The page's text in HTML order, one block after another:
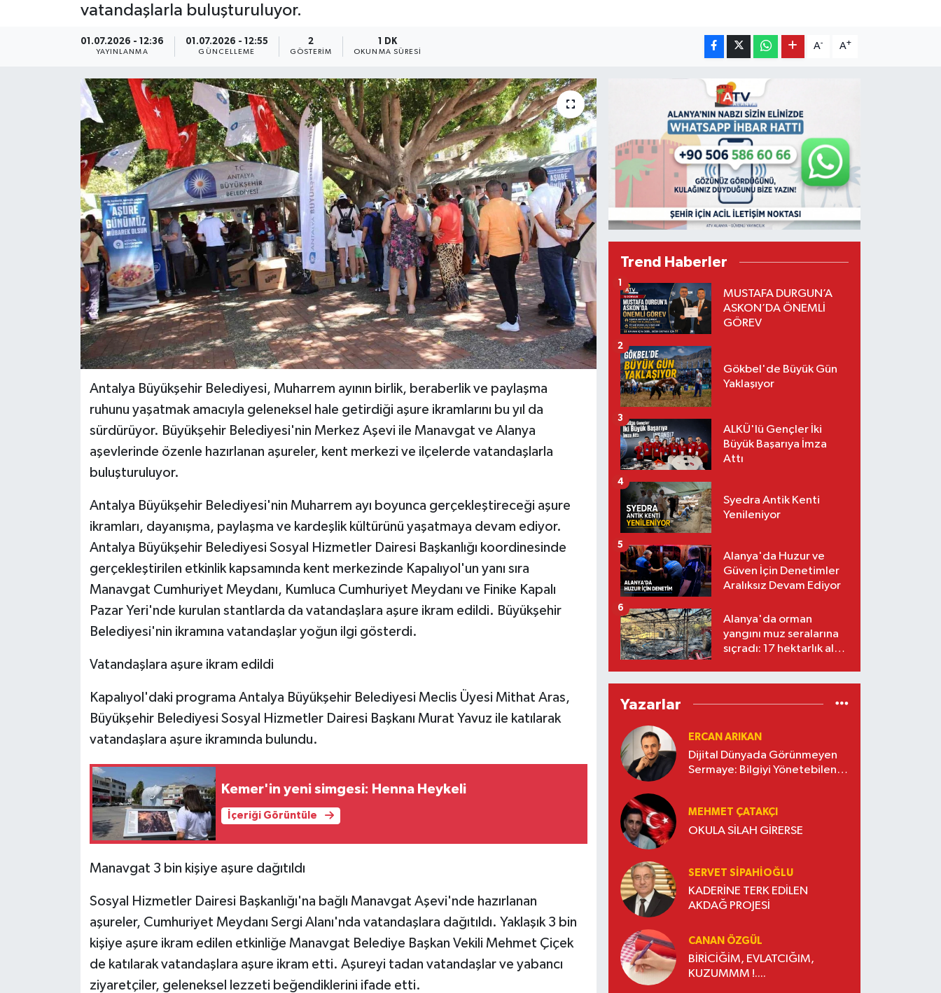
vatandaşlarla buluşturuluyor.
01.07.2026 - 12:36
YAYINLANMA
01.07.2026 - 12:55
GÜNCELLEME
2
GÖSTERIM
1 DK
OKUNMA SÜRESI
A- A+
Antalya Büyükşehir Belediyesi, Muharrem ayının birlik, beraberlik ve paylaşma
ruhunu yaşatmak amacıyla geleneksel hale getirdiği aşure ikramlarını bu yıl da
sürdürüyor. Büyükşehir Belediyesi'nin Merkez Aşevi ile Manavgat ve Alanya
aşevlerinde özenle hazırlanan aşureler, kent merkezi ve ilçelerde vatandaşlarla
buluşturuluyor.
Antalya Büyükşehir Belediyesi'nin Muharrem ayı boyunca gerçekleştireceği aşure
ikramları, dayanışma, paylaşma ve kardeşlik kültürünü yaşatmaya devam ediyor.
Antalya Büyükşehir Belediyesi Sosyal Hizmetler Dairesi Başkanlığı koordinesinde
gerçekleştirilen etkinlik kapsamında kent merkezinde Kapalıyol'un yanı sıra
Manavgat Cumhuriyet Meydanı, Kumluca Cumhuriyet Meydanı ve Finike Kapalı
Pazar Yeri'nde kurulan stantlarda da vatandaşlara aşure ikram edildi. Büyükşehir
Belediyesi'nin ikramına vatandaşlar yoğun ilgi gösterdi.
Vatandaşlara aşure ikram edildi
Kapalıyol'daki programa Antalya Büyükşehir Belediyesi Meclis Üyesi Mithat Aras,
Büyükşehir Belediyesi Sosyal Hizmetler Dairesi Başkanı Murat Yavuz ile katılarak
vatandaşlara aşure ikramında bulundu.
Kemer'in yeni simgesi: Henna Heykeli
İçeriği Görüntüle
Manavgat 3 bin kişiye aşure dağıtıldı
Sosyal Hizmetler Dairesi Başkanlığı'na bağlı Manavgat Aşevi'nde hazırlanan
aşureler, Cumhuriyet Meydanı Sergi Alanı'nda vatandaşlara dağıtıldı. Yaklaşık 3 bin
kişiye aşure ikram edilen etkinliğe Manavgat Belediye Başkan Vekili Mehmet Çiçek
de katılarak vatandaşlara aşure ikram etti. Aşureyi tadan vatandaşlar ve yabancı
ziyaretçiler, geleneksel lezzeti beğendiklerini ifade etti.
Trend Haberler
MUSTAFA DURGUN’A
ASKON’DA ÖNEMLİ
GÖREV
1
Gökbel'de Büyük Gün
Yaklaşıyor
2
ALKÜ'lü Gençler İki
Büyük Başarıya İmza
Attı
3
Syedra Antik Kenti
Yenileniyor
4
Alanya'da Huzur ve
Güven İçin Denetimler
Aralıksız Devam Ediyor
5
Alanya'da orman
yangını muz seralarına
sıçradı: 17 hektarlık alan
6
Yazarlar
ERCAN ARIKAN
Dijital Dünyada Görünmeyen
Sermaye: Bilgiyi Yönetebilen
MEHMET ÇATAKÇI
OKULA SİLAH GİRERSE
SERVET SİPAHİOĞLU
KADERİNE TERK EDİLEN
AKDAĞ PROJESİ
CANAN ÖZGÜL
BİRİCİĞİM, EVLATCIĞIM,
KUZUMMM !....